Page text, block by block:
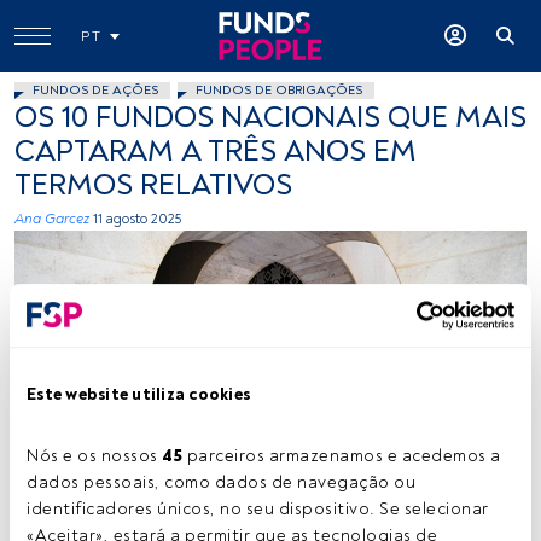
Este website utiliza cookies
Nós e os nossos 45 parceiros armazenamos e acedemos a
dados pessoais, como dados de navegação ou
identificadores únicos, no seu dispositivo. Se selecionar
«Aceitar», estará a permitir que as tecnologias de
PT
FUNDOS DE AÇÕES FUNDOS DE OBRIGAÇÕES
OS 10 FUNDOS NACIONAIS QUE MAIS
CAPTARAM A TRÊS ANOS EM
TERMOS RELATIVOS
Ana Garcez 11 agosto 2025
Tempo de leitura:2 min.